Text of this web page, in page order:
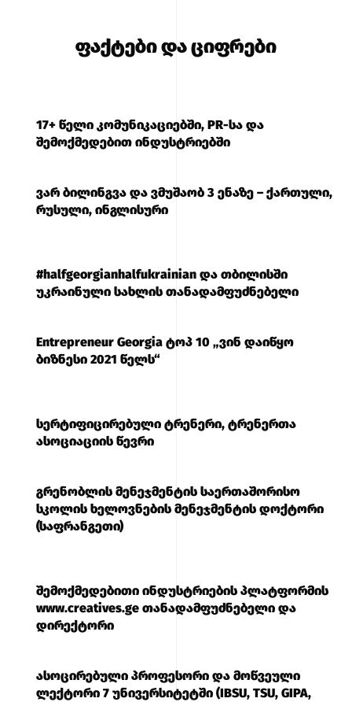
ფაქტები და ციფრები
17+ წელი კომუნიკაციებში, PR-სა და
შემოქმედებით ინდუსტრიებში
ვარ ბილინგვა და ვმუშაობ 3 ენაზე – ქართული,
რუსული, ინგლისური
#halfgeorgianhalfukrainian და თბილისში
უკრაინული სახლის თანადამფუძნებელი
Entrepreneur Georgia ტოპ 10 „ვინ დაიწყო
ბიზნესი 2021 წელს“
სერტიფიცირებული ტრენერი, ტრენერთა
ასოციაციის წევრი
გრენობლის მენეჯმენტის საერთაშორისო
სკოლის ხელოვნების მენეჯმენტის დოქტორი
(საფრანგეთი)
შემოქმედებითი ინდუსტრიების პლატფორმის
www.creatives.ge თანადამფუძნებელი და
დირექტორი
ასოცირებული პროფესორი და მოწვეული
ლექტორი 7 უნივერსიტეტში (IBSU, TSU, GIPA,